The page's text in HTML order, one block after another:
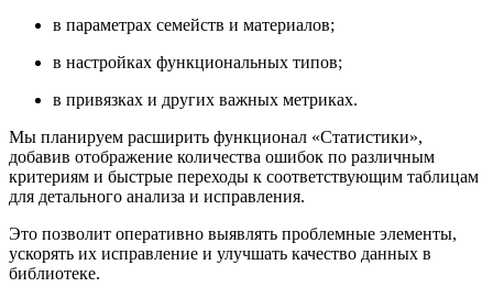
в параметрах семейств и материалов;
в настройках функциональных типов;
в привязках и других важных метриках.
Мы планируем расширить функционал «Статистики»,
добавив отображение количества ошибок по различным
критериям и быстрые переходы к соответствующим таблицам
для детального анализа и исправления.
Это позволит оперативно выявлять проблемные элементы,
ускорять их исправление и улучшать качество данных в
библиотеке.